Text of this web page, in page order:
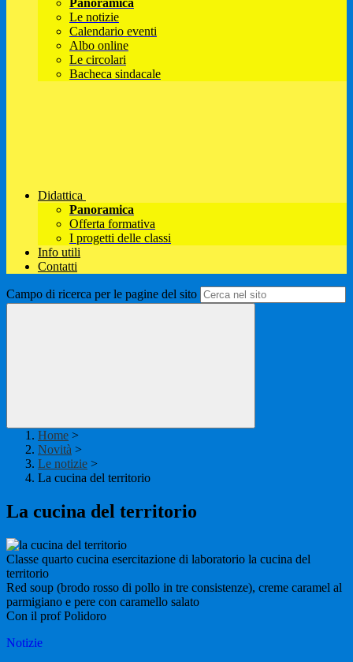
Panoramica
Le notizie
Calendario eventi
Albo online
Le circolari
Bacheca sindacale
Didattica
Panoramica
Offerta formativa
I progetti delle classi
Info utili
Contatti
Campo di ricerca per le pagine del sito
Home >
Novità >
Le notizie >
La cucina del territorio
La cucina del territorio
Classe quarto cucina esercitazione di laboratorio la cucina del
territorio
Red soup (brodo rosso di pollo in tre consistenze), creme caramel al
parmigiano e pere con caramello salato
Con il prof Polidoro
Notizie